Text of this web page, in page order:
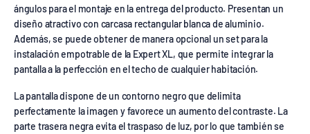
ángulos para el montaje en la entrega del producto. Presentan un
diseño atractivo con carcasa rectangular blanca de aluminio.
Además, se puede obtener de manera opcional un set para la
instalación empotrable de la Expert XL, que permite integrar la
pantalla a la perfección en el techo de cualquier habitación.
La pantalla dispone de un contorno negro que delimita
perfectamente la imagen y favorece un aumento del contraste. La
parte trasera negra evita el traspaso de luz, por lo que también se